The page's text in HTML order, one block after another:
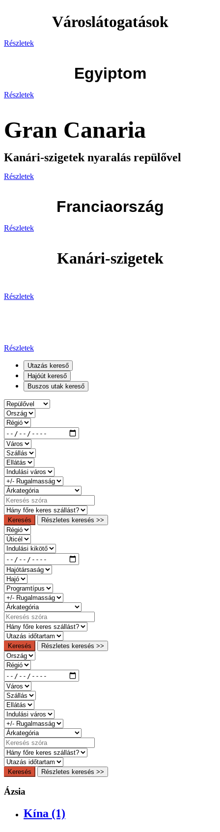
Városlátogatások
Részletek
Egyiptom
Részletek
Gran Canaria
Kanári-szigetek nyaralás repülővel
Részletek
Franciaország
Részletek
Kanári-szigetek
Részletek
Részletek
Utazás kereső
Hajóút kereső
Buszos utak kereső
Keresés Részletes keresés >>
Keresés Részletes keresés >>
Keresés Részletes keresés >>
Ázsia
Kína (1)